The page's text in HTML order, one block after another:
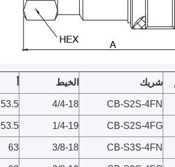
شريك الخيط
CB-S2S-4FN
4/4-18
53.5
CB-S2S-4FG
1/4-19
53.5
CB-S3S-4FN
3/8-18
63